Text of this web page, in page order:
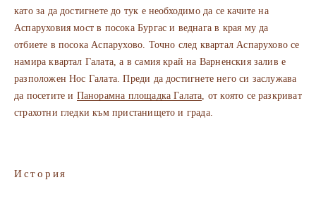
като за да достигнете до тук е необходимо да се качите на
Аспаруховия мост в посока Бургас и веднага в края му да
отбиете в посока Аспарухово. Точно след квартал Аспарухово се
намира квартал Галата, а в самия край на Варненския залив е
разположен Нос Галата. Преди да достигнете него си заслужава
да посетите и Панорамна площадка Галата, от която се разкриват
страхотни гледки към пристанището и града.
История